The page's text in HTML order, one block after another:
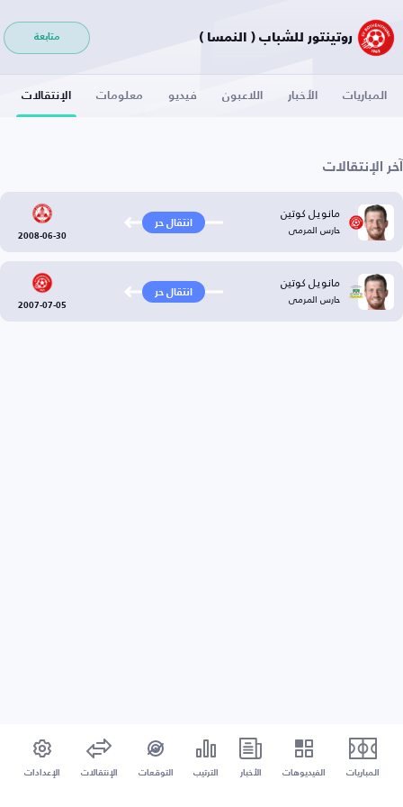
روتينتور للشباب ( النمسا ) متابعة
المباريات الأخبار اللاعبون فيديو معلومات الإنتقالات
آخر الإنتقالات
مانويل كوتين
حارس المرمى انتقال حر
2008-06-30
مانويل كوتين
حارس المرمى انتقال حر
2007-07-05
المباريات الفيديوهات الأخبار الترتيب التوقعات الإنتقالات الإعدادات